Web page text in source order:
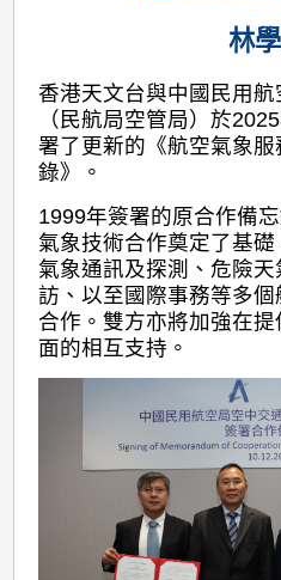
林
香港天文台與中國民用
（民航局空管局）於
署了更新的《航空氣象
錄》。
1999年簽署的原合作備
氣象技術合作奠定了基
氣象通訊及探測、危險
訪、以至國際事務等多
合作。雙方亦將加強在
面的相互支持。